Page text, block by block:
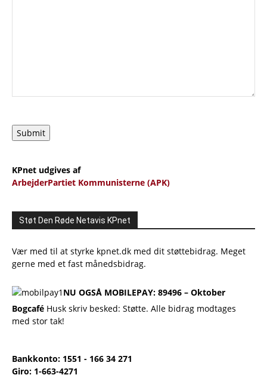
Submit
KPnet udgives af
ArbejderPartiet Kommunisterne (APK)
Støt Den Røde Netavis KPnet
Vær med til at styrke kpnet.dk med dit støttebidrag. Meget
gerne med et fast månedsbidrag.
NU OGSÅ MOBILEPAY: 89496 – Oktober
Bogcafé Husk skriv besked: Støtte. Alle bidrag modtages
med stor tak!
Bankkonto: 1551 - 166 34 271
Giro: 1-663-4271